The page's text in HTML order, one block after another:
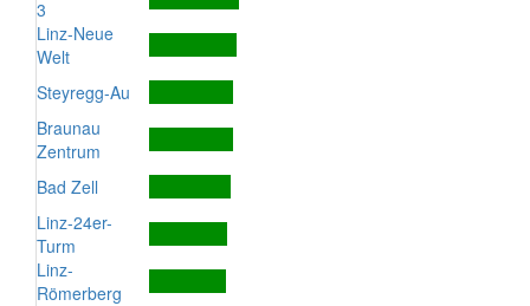
3
Linz-Neue
Welt
Steyregg-Au
Braunau
Zentrum
Bad Zell
Linz-24er-
Turm
Linz-
Römerberg